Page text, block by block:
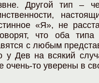
Другой тип –
«Я», не
что оба типа
с любым
у Дев на всякий
очень-то уверены в